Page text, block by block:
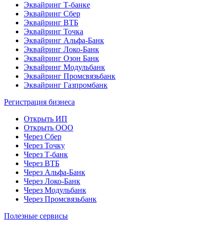
Эквайринг Т-банке
Эквайринг Сбер
Эквайринг ВТБ
Эквайринг Точка
Эквайринг Альфа-Банк
Эквайринг Локо-Банк
Эквайринг Озон Банк
Эквайринг Модульбанк
Эквайринг Промсвязьбанк
Эквайринг Газпромбанк
Регистрация бизнеса
Открыть ИП
Открыть ООО
Через Сбер
Через Точку
Через Т-банк
Через ВТБ
Через Альфа-Банк
Через Локо-Банк
Через Модульбанк
Через Промсвязьбанк
Полезные сервисы